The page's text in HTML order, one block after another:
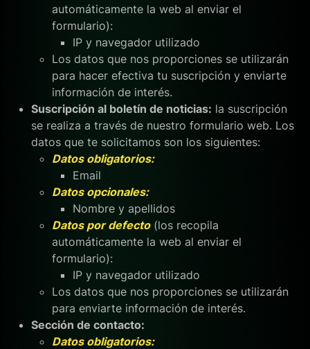
automáticamente la web al enviar el
formulario):
IP y navegador utilizado
Los datos que nos proporciones se utilizarán
para hacer efectiva tu suscripción y enviarte
información de interés.
Suscripción al boletín de noticias: la suscripción
se realiza a través de nuestro formulario web. Los
datos que te solicitamos son los siguientes:
Datos obligatorios:
Email
Datos opcionales:
Nombre y apellidos
Datos por defecto(los recopila
automáticamente la web al enviar el
formulario):
IP y navegador utilizado
Los datos que nos proporciones se utilizarán
para enviarte información de interés.
Sección de contacto:
Datos obligatorios: